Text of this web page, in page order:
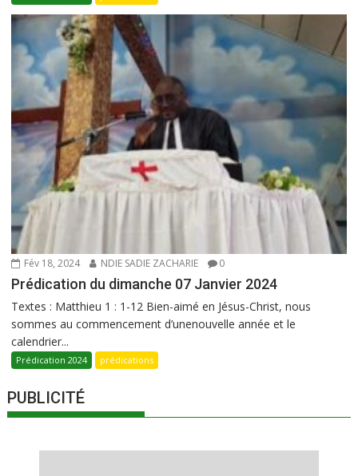
Fév 18, 2024 NDIE SADIE ZACHARIE 0
Prédication du dimanche 07 Janvier 2024
Textes : Matthieu 1 : 1-12 Bien-aimé en Jésus-Christ, nous
sommes au commencement d’unenouvelle année et le
calendrier...
Prédication 2024 prédications
PUBLICITÉ